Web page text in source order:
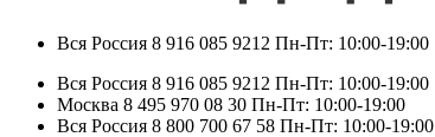
Вся Россия 8 916 085 9212 Пн-Пт: 10:00-19:00
Вся Россия 8 916 085 9212 Пн-Пт: 10:00-19:00
Москва 8 495 970 08 30 Пн-Пт: 10:00-19:00
Вся Россия 8 800 700 67 58 Пн-Пт: 10:00-19:00